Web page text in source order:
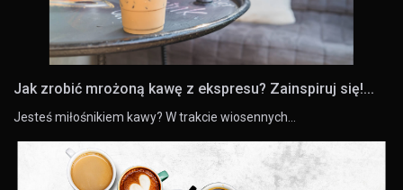
Jak zrobić mrożoną kawę z ekspresu? Zainspiruj się!...
Jesteś miłośnikiem kawy? W trakcie wiosennych…